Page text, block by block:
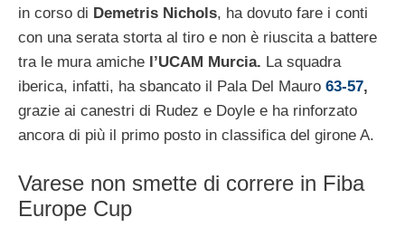
in corso di Demetris Nichols, ha dovuto fare i conti
con una serata storta al tiro e non è riuscita a battere
tra le mura amiche l’UCAM Murcia. La squadra
iberica, infatti, ha sbancato il Pala Del Mauro 63-57,
grazie ai canestri di Rudez e Doyle e ha rinforzato
ancora di più il primo posto in classifica del girone A.
Varese non smette di correre in Fiba
Europe Cup